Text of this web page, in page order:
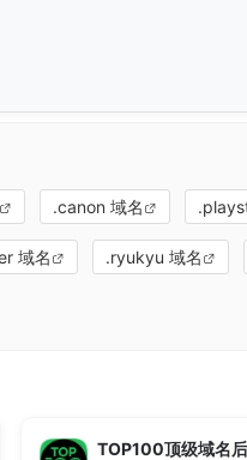
.canon 域名
域名 .ryukyu 域名
TOP100顶级域名